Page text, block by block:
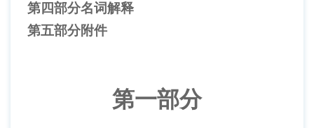
第四部分名词解释
第五部分附件
第一部分